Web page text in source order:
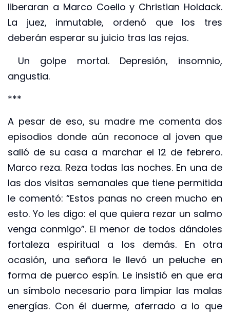
liberaran a Marco Coello y Christian Holdack.
La juez, inmutable, ordenó que los tres
deberán esperar su juicio tras las rejas.
Un golpe mortal. Depresión, insomnio,
angustia.
***
A pesar de eso, su madre me comenta dos
episodios donde aún reconoce al joven que
salió de su casa a marchar el 12 de febrero.
Marco reza. Reza todas las noches. En una de
las dos visitas semanales que tiene permitida
le comentó: “Estos panas no creen mucho en
esto. Yo les digo: el que quiera rezar un salmo
venga conmigo”. El menor de todos dándoles
fortaleza espiritual a los demás. En otra
ocasión, una señora le llevó un peluche en
forma de puerco espín. Le insistió en que era
un símbolo necesario para limpiar las malas
energías. Con él duerme, aferrado a lo que